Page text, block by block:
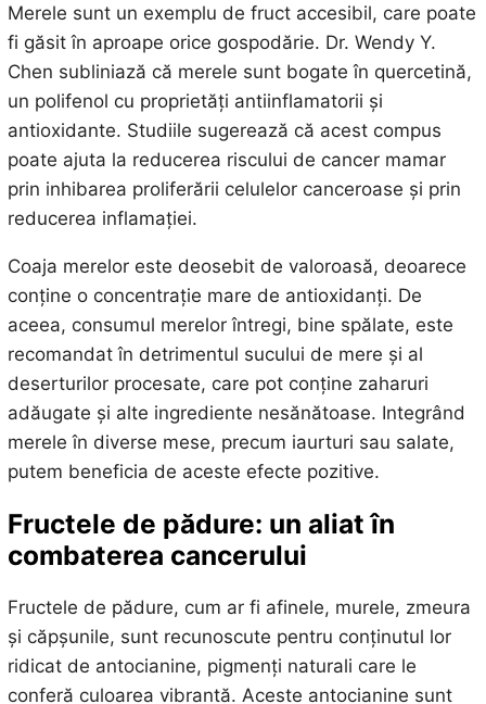
Merele sunt un exemplu de fruct accesibil, care poate
fi găsit în aproape orice gospodărie. Dr. Wendy Y.
Chen subliniază că merele sunt bogate în quercetină,
un polifenol cu proprietăți antiinflamatorii și
antioxidante. Studiile sugerează că acest compus
poate ajuta la reducerea riscului de cancer mamar
prin inhibarea proliferării celulelor canceroase și prin
reducerea inflamației.
Coaja merelor este deosebit de valoroasă, deoarece
conține o concentrație mare de antioxidanți. De
aceea, consumul merelor întregi, bine spălate, este
recomandat în detrimentul sucului de mere și al
deserturilor procesate, care pot conține zaharuri
adăugate și alte ingrediente nesănătoase. Integrând
merele în diverse mese, precum iaurturi sau salate,
putem beneficia de aceste efecte pozitive.
Fructele de pădure: un aliat în
combaterea cancerului
Fructele de pădure, cum ar fi afinele, murele, zmeura
și căpșunile, sunt recunoscute pentru conținutul lor
ridicat de antocianine, pigmenți naturali care le
conferă culoarea vibrantă. Aceste antocianine sunt